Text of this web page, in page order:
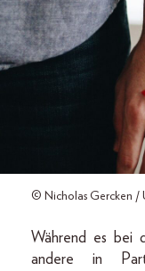
© Nicholas Gercken /
Während es bei
andere in